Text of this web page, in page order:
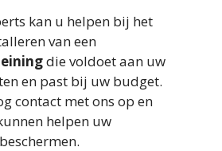
kan u helpen bij het
van een
die voldoet aan uw
en past bij uw budget.
contact met ons op en
helpen uw